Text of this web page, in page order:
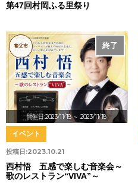
第47回村岡ふる里祭り
開催日:2023/11/18～ 2023/11/18
終了
養父市
投稿日:2023.10.21
イベント
西村悟 五感で楽しむ音楽会～
歌のレストラン“VIVA”～